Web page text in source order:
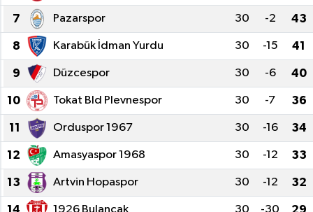
7 Pazarspor 30 -2 43
8 Karabük İdman Yurdu 30 -15 41
9 Düzcespor 30 -6 40
10 Tokat Bld Plevnespor 30 -7 36
11 Orduspor 1967 30 -16 34
12 Amasyaspor 1968 30 -12 33
13 Artvin Hopaspor 30 -12 32
Siyaset
SPOR
YAŞAM
Zonguldak